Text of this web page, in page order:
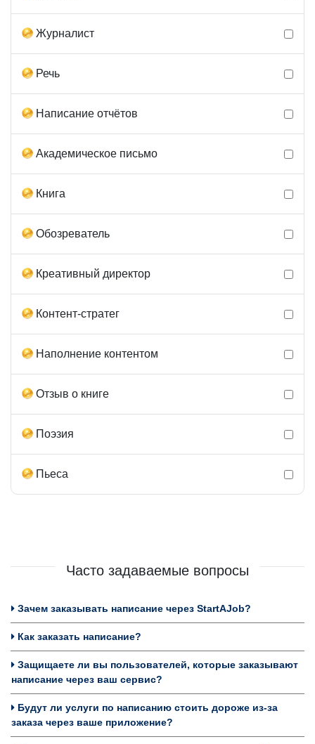
Журналист
Речь
Написание отчётов
Академическое письмо
Книга
Обозреватель
Креативный директор
Контент-стратег
Наполнение контентом
Отзыв о книге
Поэзия
Пьеса
Часто задаваемые вопросы
Зачем заказывать написание через StartAJob?
Как заказать написание?
Защищаете ли вы пользователей, которые заказывают
написание через ваш сервис?
Будут ли услуги по написанию стоить дороже из-за
заказа через ваше приложение?